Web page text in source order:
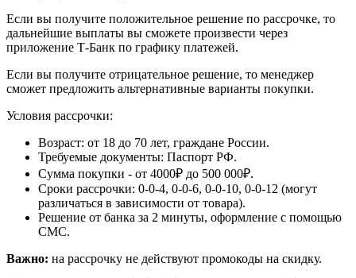
Если вы получите положительное решение по рассрочке, то
дальнейшие выплаты вы сможете произвести через
приложение Т-Банк по графику платежей.
Если вы получите отрицательное решение, то менеджер
сможет предложить альтернативные варианты покупки.
Условия рассрочки:
Возраст: от 18 до 70 лет, граждане России.
Требуемые документы: Паспорт РФ.
Сумма покупки - от 4000₽ до 500 000₽.
Сроки рассрочки: 0-0-4, 0-0-6, 0-0-10, 0-0-12 (могут
различаться в зависимости от товара).
Решение от банка за 2 минуты, оформление с помощью
СМС.
Важно: на рассрочку не действуют промокоды на скидку.